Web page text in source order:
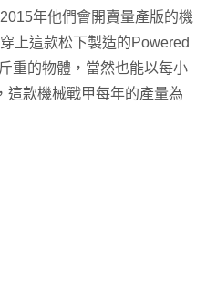
年他們會開賣量產版的機
上這款松下製造的Powered
重的物體，當然也能以每小
這款機械戰甲每年的產量為